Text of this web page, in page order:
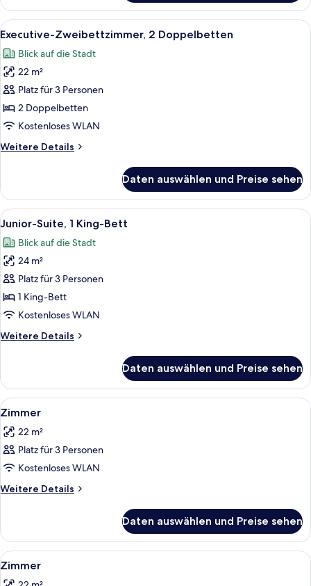
Doppelzimmer,
1 King-
Bett
Alle
Fotos
für
Executive-
Zweibettzimmer,
2 Doppelbetten
anzeigen
Ein Hotelzimmer mit zwei Betten,
7
Executive-Zweibettzimmer, 2 Doppelbetten
Blick auf die Stadt
22 m²
Platz für 3 Personen
2 Doppelbetten
Kostenloses WLAN
Weitere Details
Weitere
Zweibettzimmer,
2 Doppelbetten
Daten auswählen und Preise sehen
Alle
Fotos
für
Junior-
Suite,
1 King-
Bett
Ein modernes Hotelzimmer mit
8
Junior-Suite, 1 King-Bett
Blick auf die Stadt
24 m²
Platz für 3 Personen
1 King-Bett
Kostenloses WLAN
Weitere Details
Weitere
Suite,
1 King-
Bett
Daten auswählen und Preise sehen
Alle
Fotos
für
Zimmer
anzeigen
Ein Hotelzimmer mit einem großen
8
Zimmer
22 m²
Platz für 3 Personen
Kostenloses WLAN
Weitere Details
Weitere
Daten auswählen und Preise sehen
Alle
Fotos
Ein Hotelzimmer mit zwei Betten,
6
Zimmer